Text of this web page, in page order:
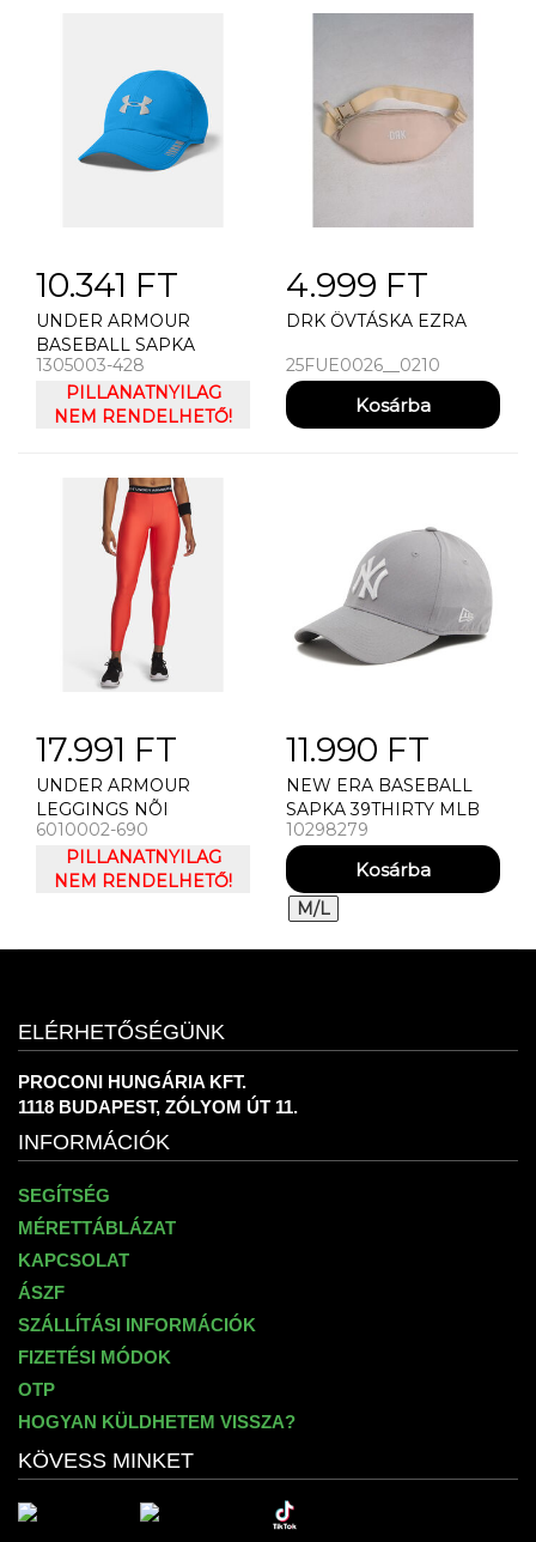
10.341 FT
UNDER ARMOUR
BASEBALL SAPKA
PÁNSKÁ KILTOVKA
UNDER ARMOUR
LAUNCH AV CAP
1305003-428
PILLANATNYILAG
NEM RENDELHETŐ!
4.999 FT
DRK ÖVTÁSKA EZRA
25FUE0026__0210
17.991 FT
UNDER ARMOUR
LEGGINGS NÕI
LEGGINGS UNDER
ARMOUR HEATGEAR
LEGGING
6010002-690
PILLANATNYILAG
NEM RENDELHETŐ!
11.990 FT
NEW ERA BASEBALL
SAPKA 39THIRTY MLB
NEW YORK YANKEES
10298279
M/L
ELÉRHETŐSÉGÜNK
PROCONI HUNGÁRIA KFT.
1118 BUDAPEST, ZÓLYOM ÚT 11.
INFORMÁCIÓK
SEGÍTSÉG
MÉRETTÁBLÁZAT
KAPCSOLAT
ÁSZF
SZÁLLÍTÁSI INFORMÁCIÓK
FIZETÉSI MÓDOK
OTP
HOGYAN KÜLDHETEM VISSZA?
KÖVESS MINKET